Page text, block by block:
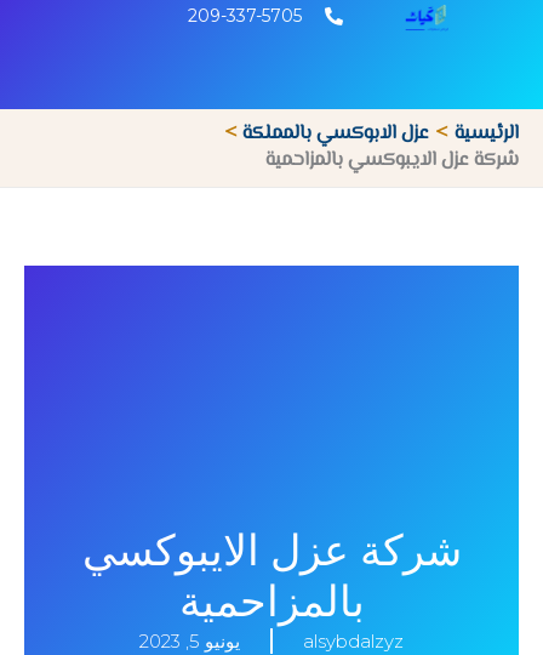
209-337-5705
الرئيسية
عزل الابوكسي بالمملكة
شركة عزل الايبوكسي بالمزاحمية
شركة عزل الايبوكسي
بالمزاحمية
alsybdalzyz يونيو 5, 2023